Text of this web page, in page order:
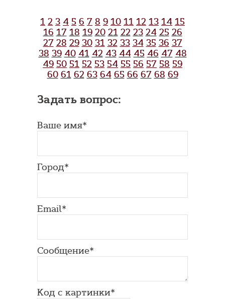
1 2 3 4 5 6 7 8 9 10 11 12 13 14 15
16 17 18 19 20 21 22 23 24 25 26
27 28 29 30 31 32 33 34 35 36 37
38 39 40 41 42 43 44 45 46 47 48
49 50 51 52 53 54 55 56 57 58 59
60 61 62 63 64 65 66 67 68 69
Задать вопрос:
Ваше имя*
Город*
Email*
Сообщение*
Код с картинки*